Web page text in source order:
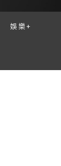
娛樂+